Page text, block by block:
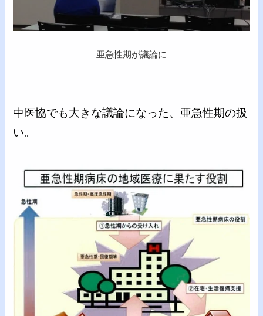
亜急性期が議論に
中医協でも大きな議論になった、亜急性期の扱
い。